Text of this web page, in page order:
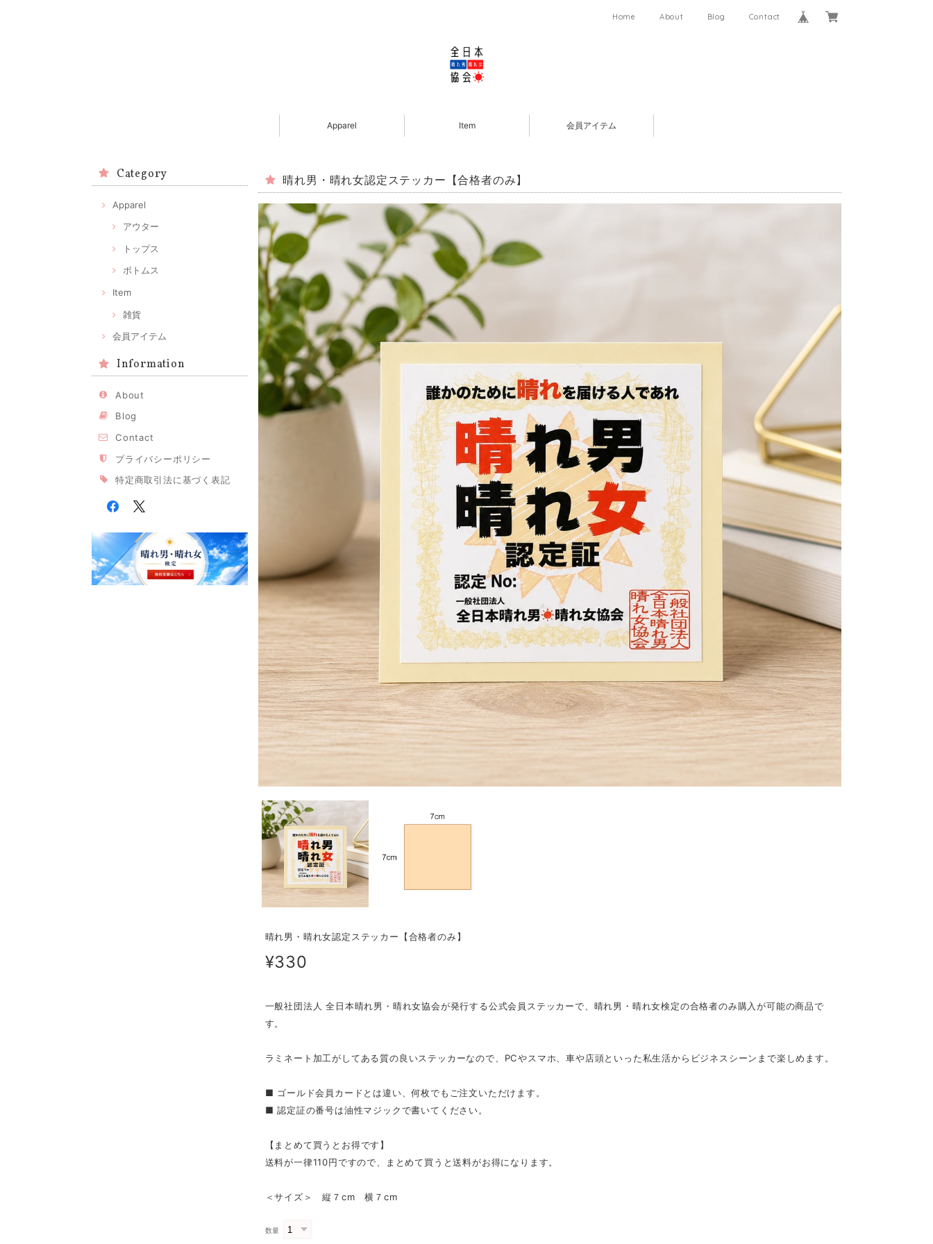
Home About Blog Contact
Apparel Item 会員アイテム
Category
Apparel
アウター
トップス
ボトムス
Item
雑貨
会員アイテム
Information
About
Blog
Contact
プライバシーポリシー
特定商取引法に基づく表記
晴れ男・晴れ女認定ステッカー【合格者のみ】
晴れ男・晴れ女認定ステッカー【合格者のみ】
¥330
一般社団法人 全日本晴れ男・晴れ女協会が発行する公式会員ステッカーで、晴れ男・晴れ女検定の合格者のみ購入が可能の商品で
す。
ラミネート加工がしてある質の良いステッカーなので、PCやスマホ、車や店頭といった私生活からビジネスシーンまで楽しめます。
■ ゴールド会員カードとは違い、何枚でもご注文いただけます。
■ 認定証の番号は油性マジックで書いてください。
【まとめて買うとお得です】
送料が一律110円ですので、まとめて買うと送料がお得になります。
＜サイズ＞ 縦７cm 横７cm
数量